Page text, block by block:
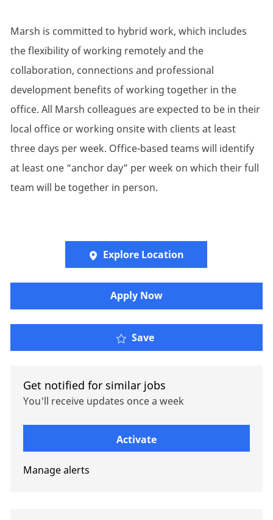
Marsh is committed to hybrid work, which includes
the flexibility of working remotely and the
collaboration, connections and professional
development benefits of working together in the
office. All Marsh colleagues are expected to be in their
local office or working onsite with clients at least
three days per week. Office-based teams will identify
at least one “anchor day” per week on which their full
team will be together in person.
Explore Location
Apply Now
Save
Get notified for similar jobs
You'll receive updates once a week
Activate
Manage alerts